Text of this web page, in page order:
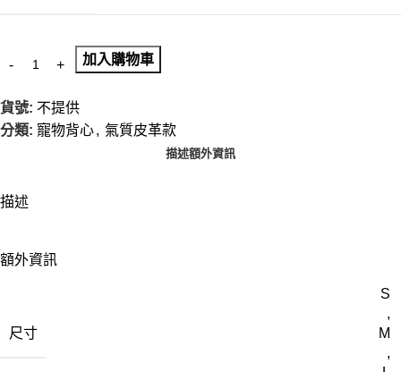
加入購物車
貨號: 不提供
分類: 寵物背心, 氣質皮革款
描述額外資訊
描述
額外資訊
尺寸
S
,
M
,